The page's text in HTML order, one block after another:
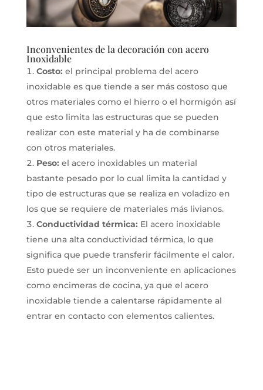
Inconvenientes de la decoración con acero
Inoxidable
Costo: el principal problema del acero
inoxidable es que tiende a ser más costoso que
otros materiales como el hierro o el hormigón así
que esto limita las estructuras que se pueden
realizar con este material y ha de combinarse
con otros materiales.
Peso: el acero inoxidables un material
bastante pesado por lo cual limita la cantidad y
tipo de estructuras que se realiza en voladizo en
los que se requiere de materiales más livianos.
Conductividad térmica: El acero inoxidable
tiene una alta conductividad térmica, lo que
significa que puede transferir fácilmente el calor.
Esto puede ser un inconveniente en aplicaciones
como encimeras de cocina, ya que el acero
inoxidable tiende a calentarse rápidamente al
entrar en contacto con elementos calientes.